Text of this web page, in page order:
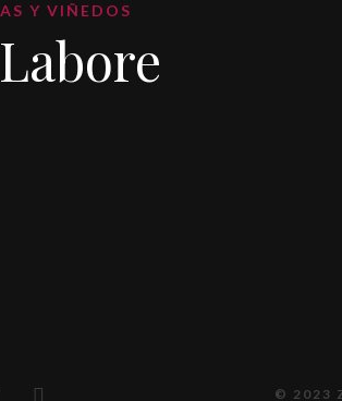
Y VIÑEDOS
© 2023